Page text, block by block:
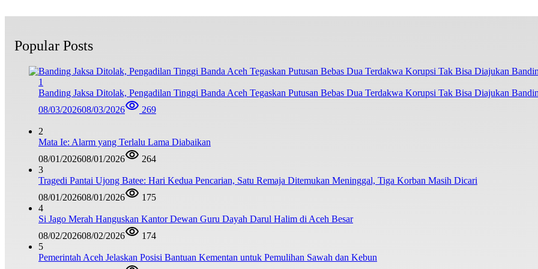
Popular Posts
1
Banding Jaksa Ditolak, Pengadilan Tinggi Banda Aceh Tegaskan Putusan Bebas Dua Terdakwa Korupsi Tak Bisa Diajukan
08/03/202608/03/2026 269
2
Mata Ie: Alarm yang Terlalu Lama Diabaikan
08/01/202608/01/2026
264
3
Tragedi Pantai Ujong Batee: Hari Kedua Pencarian, Satu Remaja Ditemukan Meninggal, Tiga Korban Masih Dicari
08/01/202608/01/2026
175
4
Si Jago Merah Hanguskan Kantor Dewan Guru Dayah Darul Halim di Aceh Besar
08/02/202608/02/2026
174
5
Pemerintah Aceh Jelaskan Posisi Bantuan Kementan untuk Pemulihan Sawah dan Kebun